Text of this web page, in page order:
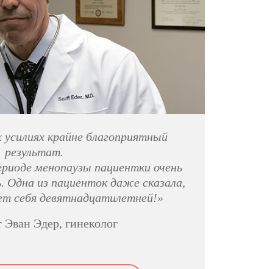
крайне благоприятный
результат.
менопаузы пациентки очень
Одна из пациенток даже сказала,
себя девятнадцатилетней!»
Эван Эдер, гинеколог